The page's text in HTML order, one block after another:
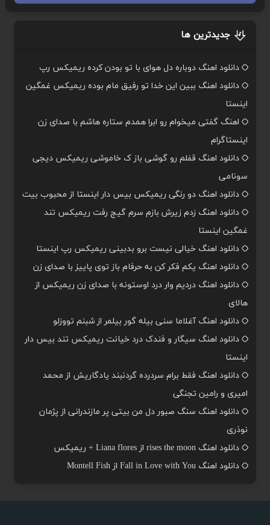
جدیدترین ها
دانلود اهنگ دوباره دل هوای با تو بودن کرده ریمیکس رپ
دانلود اهنگ ببین این خدا تو رفیق مام بوده ریمیکس غمگین
اینستا
اهنگ گفتی میخوام رو ابرا همدم ستاره هاشم با صدای زن
اینستاگرام
دانلود اهنگ قفلم رو گوشی باز ک خاموشی ریمیکس دیجی
سونامی
دانلود اهنگ دو رنگی ریمیکس بیس دار اینستا از محبوب بیت
دانلود اهنگ زدم زیرش بازم سرم گیج رفت ریمیکس تند
غمگین اینستا
دانلود اهنگ خیالی نیست برو بدبینی ریمیکس رپ اینستا
دانلود اهنگ یکم فکر کن به حرفام باز توی پاییز با صدای زن
دانلود اهنگ دردیم وار درد اوستونه با صدای زن ریمیکس از
هالای
دانلود اهنگ آغلاما سنی بیله گور بیلمر از شبنم تووزلو
دانلود اهنگ سیگار و فندک درد خیانت ریمیکس تند بیس دار
اینستا
دانلود اهنگ فقط برام سردرده گردنبند یادگاریش از محمد
امیری و رامین تجنگی
دانلود اهنگ سنگ صبور دل من بیتی پر مازندرانی از پژمان
نوذری
دانلود اهنگ rises the moon از Liana flores + ریمیکس
دانلود اهنگ Fall in Love with You از Montell Fish